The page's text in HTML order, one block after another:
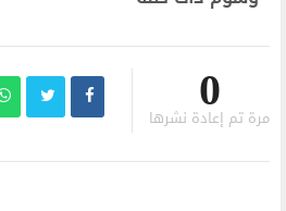
0
مرة تم إعادة نشرها